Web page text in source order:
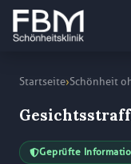
Startseite›Schönheit
Geprüfte